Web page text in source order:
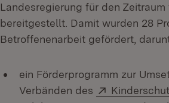
Landesregierung für den
bereitgestellt. Damit wurden 28
Betroffenenarbeit gefördert,
ein Förderprogramm zur
Verbänden des
Extern: